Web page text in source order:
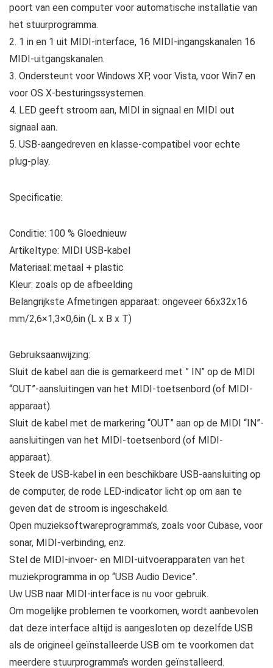
poort van een computer voor automatische installatie van
het stuurprogramma.
2. 1 in en 1 uit MIDI-interface, 16 MIDI-ingangskanalen 16
MIDI-uitgangskanalen.
3. Ondersteunt voor Windows XP, voor Vista, voor Win7 en
voor OS X-besturingssystemen.
4. LED geeft stroom aan, MIDI in signaal en MIDI out
signaal aan.
5. USB-aangedreven en klasse-compatibel voor echte
plug-play.
Specificatie:
Conditie: 100 % Gloednieuw
Artikeltype: MIDI USB-kabel
Materiaal: metaal + plastic
Kleur: zoals op de afbeelding
Belangrijkste Afmetingen apparaat: ongeveer 66x32x16
mm/2,6×1,3×0,6in (L x B x T)
Gebruiksaanwijzing:
Sluit de kabel aan die is gemarkeerd met ” IN” op de MIDI
“OUT”-aansluitingen van het MIDI-toetsenbord (of MIDI-
apparaat).
Sluit de kabel met de markering “OUT” aan op de MIDI “IN”-
aansluitingen van het MIDI-toetsenbord (of MIDI-
apparaat).
Steek de USB-kabel in een beschikbare USB-aansluiting op
de computer, de rode LED-indicator licht op om aan te
geven dat de stroom is ingeschakeld.
Open muzieksoftwareprogramma’s, zoals voor Cubase, voor
sonar, MIDI-verbinding, enz.
Stel de MIDI-invoer- en MIDI-uitvoerapparaten van het
muziekprogramma in op “USB Audio Device”.
Uw USB naar MIDI-interface is nu voor gebruik.
Om mogelijke problemen te voorkomen, wordt aanbevolen
dat deze interface altijd is aangesloten op dezelfde USB
als de origineel geïnstalleerde USB om te voorkomen dat
meerdere stuurprogramma’s worden geïnstalleerd.